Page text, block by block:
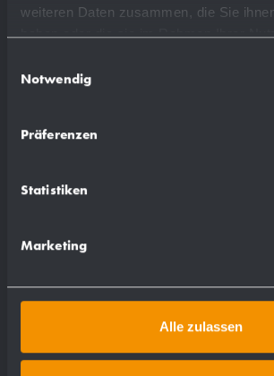
weiteren Daten zusammen, die Sie
haben oder die sie im Rahmen Ihrer
Notwendig
Präferenzen
Statistiken
Marketing
Alle zulassen